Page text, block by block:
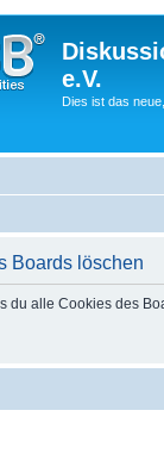
e.V.
Dies ist das
Boards löschen
du alle Cookies des